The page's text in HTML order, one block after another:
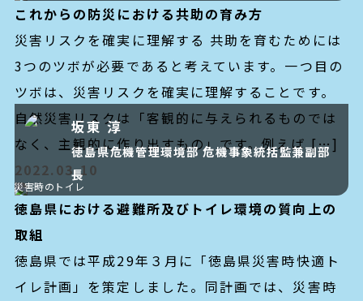
これからの防災における共助の育み方
災害リスクを確実に理解する 共助を育むためには
3つのツボが必要であると考えています。一つ目の
ツボは、災害リスクを確実に理解することです。
自然災害リスクは「客観的に与えられるものでは
なく、主観的に作り出すもの」です。例えば […]
2022.03.10
坂東 淳
徳島県危機管理環境部 危機事象統括監兼副部
長
災害時のトイレ
徳島県における避難所及びトイレ環境の質向上の
取組
徳島県では平成29年３月に「徳島県災害時快適ト
イレ計画」を策定しました。同計画では、災害時